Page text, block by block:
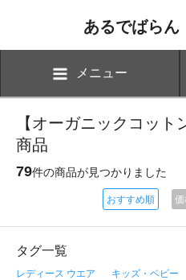
あるでばら
メニュー
【オーガニックコッ
商品
79件の商品が見つかりました
おすすめ順 価
タグ一覧
レディース ウエア キッズ・ベビー